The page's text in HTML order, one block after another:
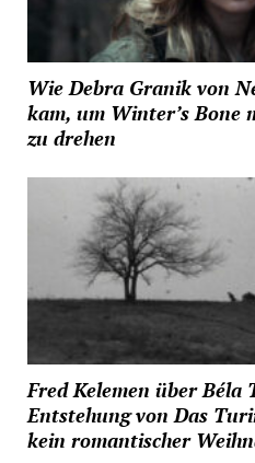
Wie Debra Granik von
kam, um Winter’s Bone
zu drehen
Fred Kelemen über Béla
Entstehung von Das
kein romantischer